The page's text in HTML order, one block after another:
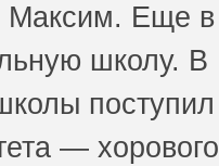
Еще в
школу. В
—